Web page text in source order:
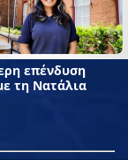
επένδυση
τη Νατάλια